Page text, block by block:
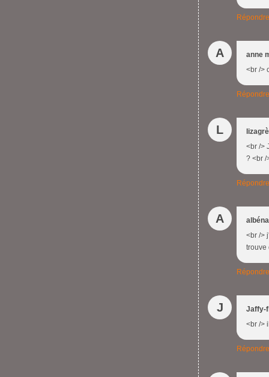
Répondre
A
anne
<br />
Répondre
L
<br />
? <br /
Répondre
A
albéna
<br />
trouve
Répondre
J
Jaffy-
<br />
Répondre